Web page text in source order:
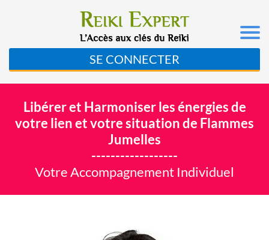
SE CONNECTER
Libérer et Harmoniser les énergies de
votre lien et votre situation de Flammes
Jumelles
------------------
Votre Accompagnement Individuel